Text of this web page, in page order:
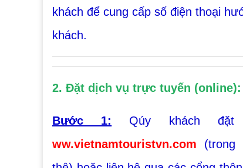
khách để cung cấp số điện thoại
khách.
2. Đặt dịch vụ trực tuyến (online):
Bước 1: Qúy khách đặt
ww.vietnamtouristvn.com (trong